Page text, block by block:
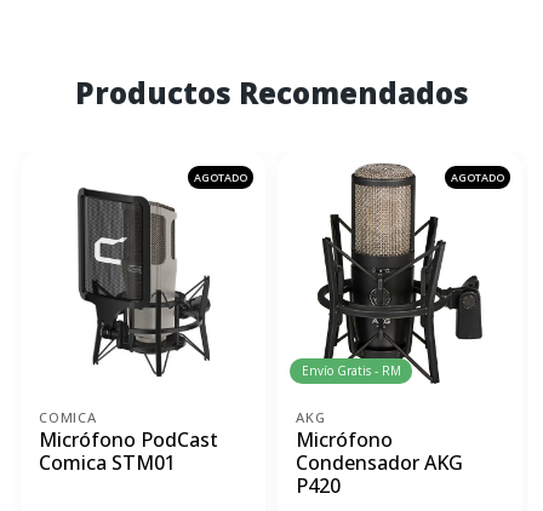
Productos Recomendados
AGOTADO
COMICA
Micrófono PodCast
Comica STM01
AGOTADO
Envío Gratis - RM
AKG
Micrófono
Condensador AKG
P420